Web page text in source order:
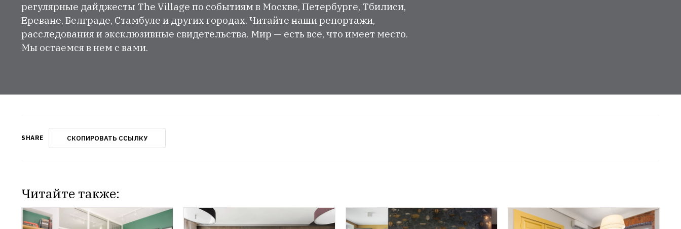
регулярные дайджесты The Village по событиям в Москве, Петербурге, Тбилиси,
Ереване, Белграде, Стамбуле и других городах. Читайте наши репортажи,
расследования и эксклюзивные свидетельства. Мир — есть все, что имеет место.
Мы остаемся в нем с вами.
SHARE СКОПИРОВАТЬ ССЫЛКУ
Читайте также: